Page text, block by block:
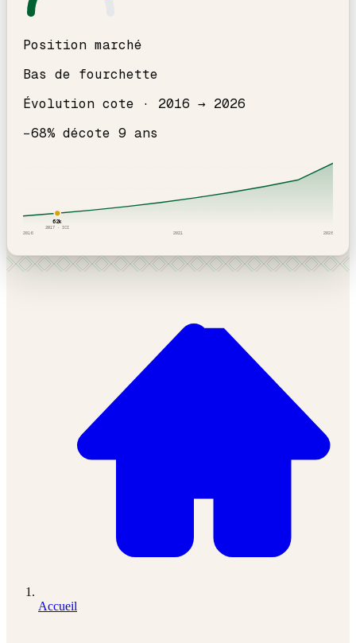
Position marché
Bas de fourchette
Évolution cote · 2016 → 2026
−68% décote 9 ans
62k
2017 · ICI
2016 2021 2026
Accueil